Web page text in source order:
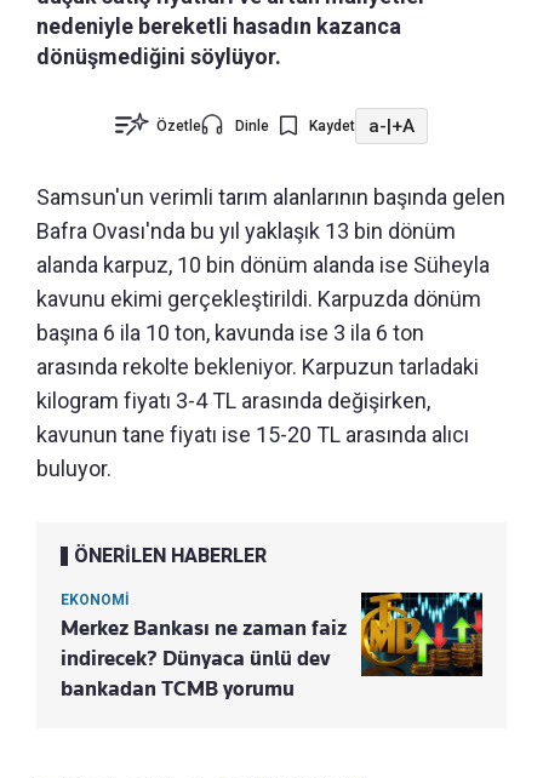
nedeniyle bereketli hasadın kazanca
dönüşmediğini söylüyor.
Özetle Dinle Kaydet a-|+A
Samsun'un verimli tarım alanlarının başında gelen
Bafra Ovası'nda bu yıl yaklaşık 13 bin dönüm
alanda karpuz, 10 bin dönüm alanda ise Süheyla
kavunu ekimi gerçekleştirildi. Karpuzda dönüm
başına 6 ila 10 ton, kavunda ise 3 ila 6 ton
arasında rekolte bekleniyor. Karpuzun tarladaki
kilogram fiyatı 3-4 TL arasında değişirken,
kavunun tane fiyatı ise 15-20 TL arasında alıcı
buluyor.
ÖNERİLEN HABERLER
EKONOMİ
Merkez Bankası ne zaman faiz
indirecek? Dünyaca ünlü dev
bankadan TCMB yorumu